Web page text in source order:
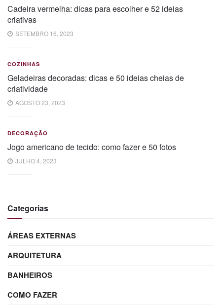
Cadeira vermelha: dicas para escolher e 52 ideias
criativas
SETEMBRO 16, 2023
COZINHAS
Geladeiras decoradas: dicas e 50 ideias cheias de
criatividade
AGOSTO 23, 2023
DECORAÇÃO
Jogo americano de tecido: como fazer e 50 fotos
JULHO 4, 2023
Categorias
ÁREAS EXTERNAS
ARQUITETURA
BANHEIROS
COMO FAZER